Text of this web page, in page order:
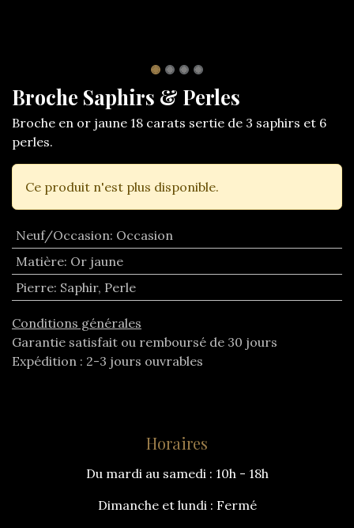
Broche Saphirs & Perles
Broche en or jaune 18 carats sertie de 3 saphirs et 6
perles.
Ce produit n'est plus disponible.
Neuf/Occasion: Occasion
Matière: Or jaune
Pierre: Saphir, Perle
Conditions générales
Garantie satisfait ou remboursé de 30 jours
Expédition : 2-3 jours ouvrables
Horaires
Du mardi au samedi : 10h - 18h
Dimanche et lundi : Fermé